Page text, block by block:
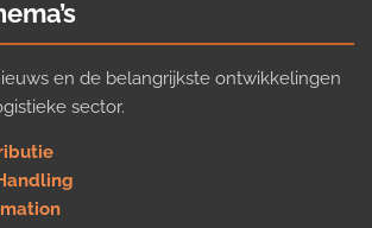
en de belangrijkste ontwikkelingen
sector.